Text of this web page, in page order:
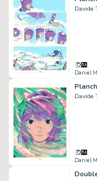
Davide
Daniel
Davide
Daniel